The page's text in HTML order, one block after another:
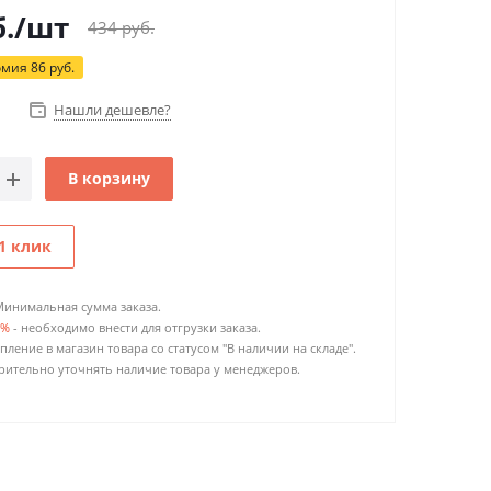
/шт 434руб.
86 руб.
Нашли дешевле?
В корзину
клик
сумма заказа.
- необходимо внести для отгрузки заказа.
в магазин товара со статусом "В наличии на складе".
уточнять наличие товара у менеджеров.